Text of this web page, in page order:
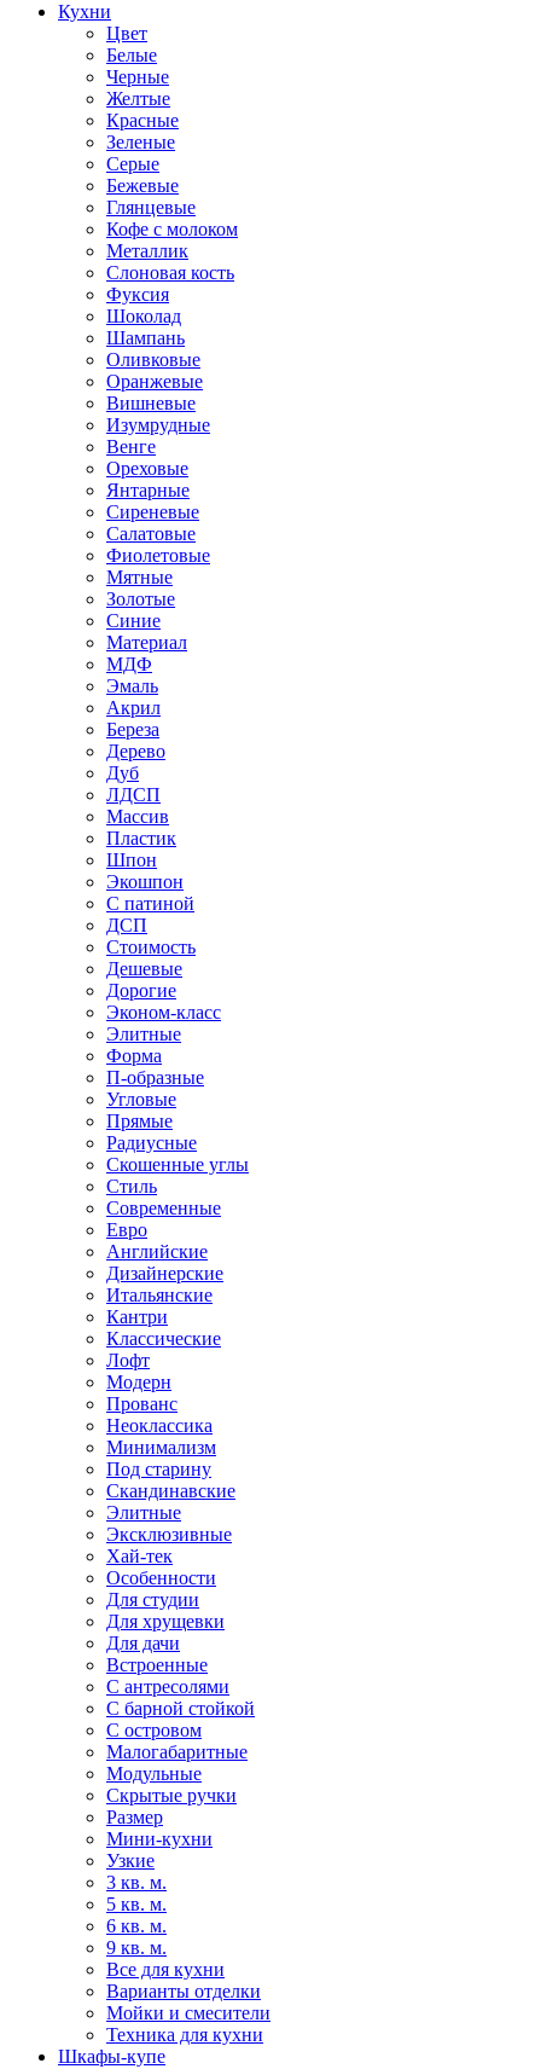
Кухни
Цвет
Белые
Черные
Желтые
Красные
Зеленые
Серые
Бежевые
Глянцевые
Кофе с молоком
Металлик
Слоновая кость
Фуксия
Шоколад
Шампань
Оливковые
Оранжевые
Вишневые
Изумрудные
Венге
Ореховые
Янтарные
Сиреневые
Салатовые
Фиолетовые
Мятные
Золотые
Синие
Материал
МДФ
Эмаль
Акрил
Береза
Дерево
Дуб
ЛДСП
Массив
Пластик
Шпон
Экошпон
С патиной
ДСП
Стоимость
Дешевые
Дорогие
Эконом-класс
Элитные
Форма
П-образные
Угловые
Прямые
Радиусные
Скошенные углы
Стиль
Современные
Евро
Английские
Дизайнерские
Итальянские
Кантри
Классические
Лофт
Модерн
Прованс
Неоклассика
Минимализм
Под старину
Скандинавские
Элитные
Эксклюзивные
Хай-тек
Особенности
Для студии
Для хрущевки
Для дачи
Встроенные
С антресолями
С барной стойкой
С островом
Малогабаритные
Модульные
Скрытые ручки
Размер
Мини-кухни
Узкие
3 кв. м.
5 кв. м.
6 кв. м.
9 кв. м.
Все для кухни
Варианты отделки
Мойки и смесители
Техника для кухни
Шкафы-купе